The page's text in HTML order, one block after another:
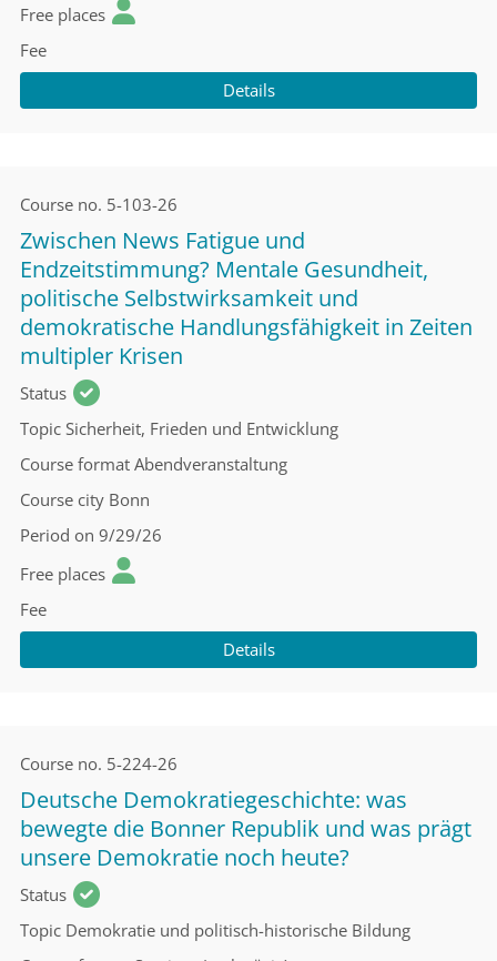
Free places
Fee
Details
Course no. 5-103-26
Zwischen News Fatigue und
Endzeitstimmung? Mentale Gesundheit,
politische Selbstwirksamkeit und
demokratische Handlungsfähigkeit in Zeiten
multipler Krisen
Status
Topic Sicherheit, Frieden und Entwicklung
Course format Abendveranstaltung
Course city Bonn
Period on 9/29/26
Free places
Fee
Details
Course no. 5-224-26
Deutsche Demokratiegeschichte: was
bewegte die Bonner Republik und was prägt
unsere Demokratie noch heute?
Status
Topic Demokratie und politisch-historische Bildung